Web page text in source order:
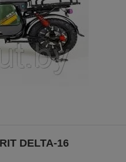
DELTA-16